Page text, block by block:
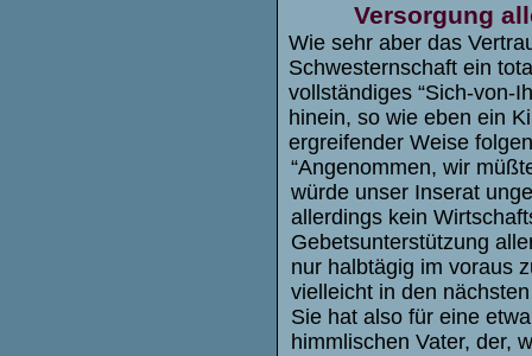
Versorgung
Wie sehr aber das
Schwesternschaft ein
vollständiges “Sich-von-
hinein, so wie eben ein
ergreifender Weise
“Angenommen, wir
würde unser Inserat
allerdings kein
Gebetsunterstützung
nur halbtägig im voraus
vielleicht in den
Sie hat also für eine
himmlischen Vater, der,